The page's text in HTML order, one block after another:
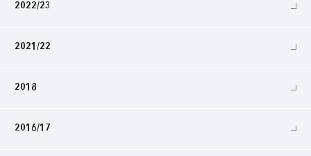
2022/23
2021/22
2018
2016/17